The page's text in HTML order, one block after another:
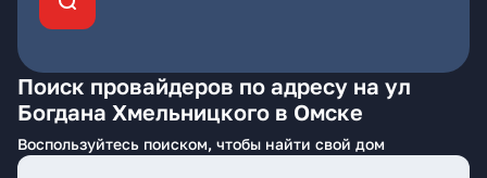
Поиск провайдеров по адресу на ул
Богдана Хмельницкого в Омске
Воспользуйтесь поиском, чтобы найти свой дом